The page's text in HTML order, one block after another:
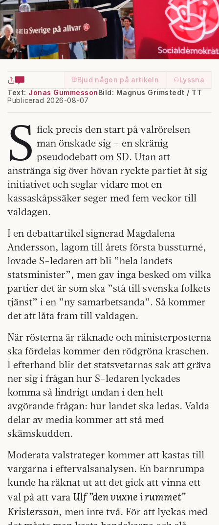
Bjud någon på artikeln
Lyssna
Text: Jonas Gummesson
Publicerad 2026-08-07
Bild: Magnus Grimstedt / TT
S fick precis den start på valrörelsen
man önskade sig – en skränig
pseudodebatt om SD. Utan att
anstränga sig över hövan ryckte partiet åt sig
initiativet och seglar vidare mot en
kassaskåpssäker seger med fem veckor till
valdagen.
I en debattartikel signerad Magdalena
Andersson, lagom till årets första bussturné,
lovade S-ledaren att bli ”hela landets
statsminister”, men gav inga besked om vilka
partier det är som ska ”stå till svenska folkets
tjänst” i en ”ny samarbetsanda”. Så kommer
det att låta fram till valdagen.
När rösterna är räknade och ministerposterna
ska fördelas kommer den rödgröna kraschen.
I efterhand blir det statsvetarnas sak att gräva
ner sig i frågan hur S-ledaren lyckades
komma så lindrigt undan i den helt
avgörande frågan: hur landet ska ledas. Valda
delar av media kommer att stå med
skämskudden.
Moderata valstrateger kommer att kastas till
vargarna i eftervalsanalysen. En barnrumpa
kunde ha räknat ut att det gick att vinna ett
val på att vara Ulf ”den vuxne i rummet”
Kristersson, men inte två. För att lyckas med